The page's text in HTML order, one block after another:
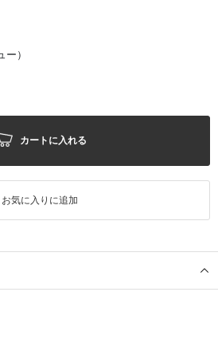
ー）
カートに入れる
お気に入りに追加